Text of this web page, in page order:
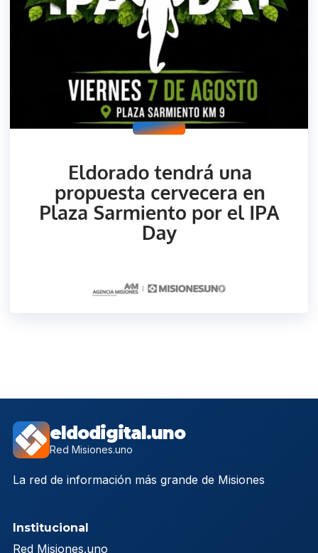
eldodigital.uno
Red Misiones.uno
La red de información más grande de Misiones
Institucional
Red Misiones.uno